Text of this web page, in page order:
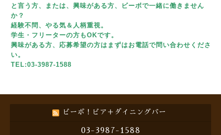
と言う方、または、興味がある方、ビーボで一緒に働きません
か？
経験不問、やる気＆人柄重視。
学生・フリーターの方もOKです。
興味がある方、応募希望の方はまずはお電話で問い合わせくださ
い。
TEL:03-3987-1588
ビーボ！ビア＋ダイニングバー
03-3987-1588